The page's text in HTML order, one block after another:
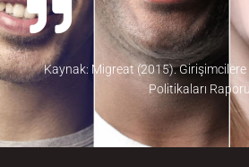
Kaynak: Migreat (2015). Girişimcilere
Politikaları Raporu.